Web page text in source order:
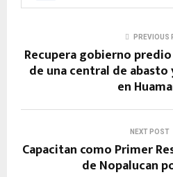
PREVIOUS
Recupera gobierno
de una central de
en
NEXT POST
Capacitan como Primer
de Nopalucan